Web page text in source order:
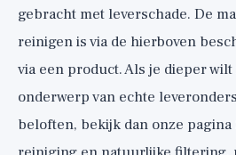
gebracht met leverschade. De
reinigen is via de hierboven
via een product. Als je dieper
onderwerp van echte
beloften, bekijk dan onze pagina